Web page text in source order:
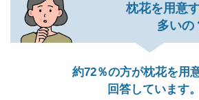
枕花を用意
多いの
約72％の方が枕花を用
回答しています。